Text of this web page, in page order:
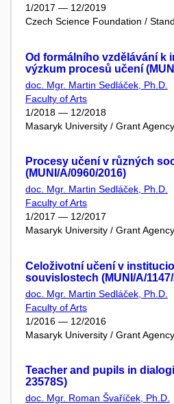
1/2017 — 12/2019
Czech Science Foundation /
Od formálního vzdělávání k
výzkum procesů učení
doc. Mgr. Martin Sedláček, Ph.D.
Faculty of Arts
1/2018 — 12/2018
Masaryk University / Grant
Procesy učení v různých
(MUNI/A/0960/2016)
doc. Mgr. Martin Sedláček, Ph.D.
Faculty of Arts
1/2017 — 12/2017
Masaryk University / Grant
Celoživotní učení v
souvislostech (MUNI/A/
doc. Mgr. Martin Sedláček, Ph.D.
Faculty of Arts
1/2016 — 12/2016
Masaryk University / Grant
Teacher and pupils in
23578S)
doc. Mgr. Roman Švaříček, Ph.D.